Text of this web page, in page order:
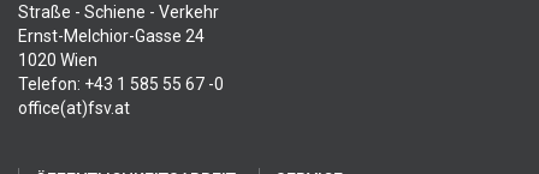
Straße - Schiene - Verkehr
Ernst-Melchior-Gasse 24
1020 Wien
Telefon: +43 1 585 55 67 -0
office(at)fsv.at